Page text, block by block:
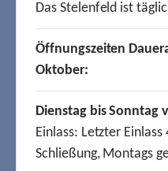
Das Stelenfeld ist
Öffnungszeiten
Oktober:
Dienstag bis Sonntag
Einlass: Letzter
Schließung, Montags